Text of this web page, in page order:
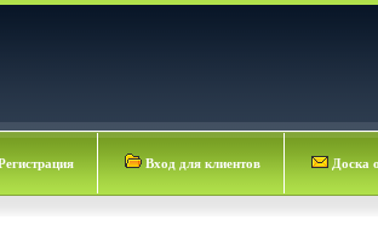
Вход для клиентов Доска